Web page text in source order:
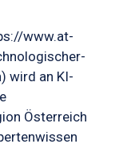
www.at-
wird an KI-
Österreich